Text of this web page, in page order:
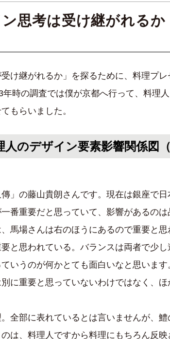
思考は受け継がれるか
け継がれるか」を探るために、料理プ
時の調査では僕が京都へ行って、料理
もらいました。
のデザイン要素影響関係図（
」の藤山貴朗さんです。現在は銀座で
番重要だと思っていて、影響があるの
馬場さんは右のほうにあるので重要と
と思われている。バランスは両者で少
いうのが何かとても面白いなと思いま
に重要と思っていないわけではなく、
全部に表れているとは言いませんが、
は、料理人ですから料理にもちろん反